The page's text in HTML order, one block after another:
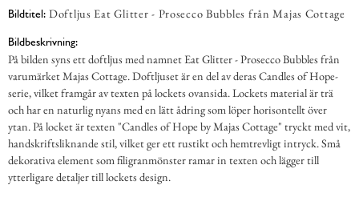
Bildtitel: Doftljus Eat Glitter - Prosecco Bubbles från Majas Cottage
Bildbeskrivning:
På bilden syns ett doftljus med namnet Eat Glitter - Prosecco Bubbles från
varumärket Majas Cottage. Doftljuset är en del av deras Candles of Hope-
serie, vilket framgår av texten på lockets ovansida. Lockets material är trä
och har en naturlig nyans med en lätt ådring som löper horisontellt över
ytan. På locket är texten "Candles of Hope by Majas Cottage" tryckt med vit,
handskriftsliknande stil, vilket ger ett rustikt och hemtrevligt intryck. Små
dekorativa element som filigranmönster ramar in texten och lägger till
ytterligare detaljer till lockets design.